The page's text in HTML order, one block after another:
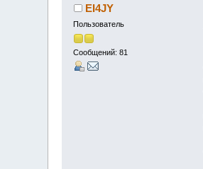
EI4JY
Пользователь
Сообщений: 81